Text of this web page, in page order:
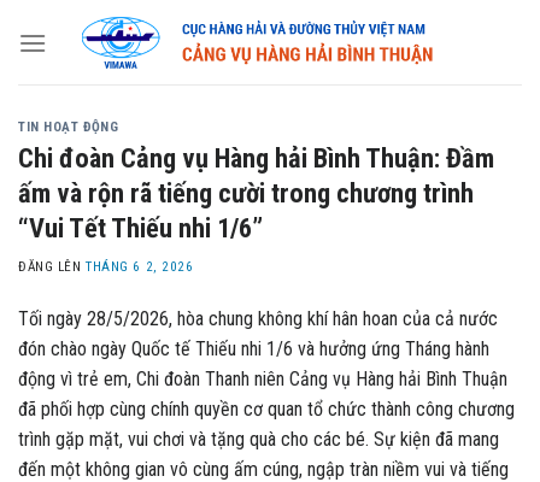
TIN HOẠT ĐỘNG
Chi đoàn Cảng vụ Hàng hải Bình Thuận: Đầm
ấm và rộn rã tiếng cười trong chương trình
“Vui Tết Thiếu nhi 1/6”
ĐĂNG LÊNTHÁNG 6 2, 2026
Tối ngày 28/5/2026, hòa chung không khí hân hoan của cả nước
đón chào ngày Quốc tế Thiếu nhi 1/6 và hưởng ứng Tháng hành
động vì trẻ em, Chi đoàn Thanh niên Cảng vụ Hàng hải Bình Thuận
đã phối hợp cùng chính quyền cơ quan tổ chức thành công chương
trình gặp mặt, vui chơi và tặng quà cho các bé. Sự kiện đã mang
đến một không gian vô cùng ấm cúng, ngập tràn niềm vui và tiếng